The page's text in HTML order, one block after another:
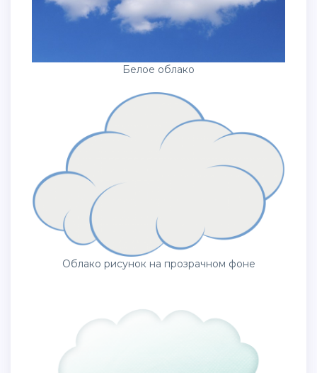
Белое облако
Облако рисунок на прозрачном фоне